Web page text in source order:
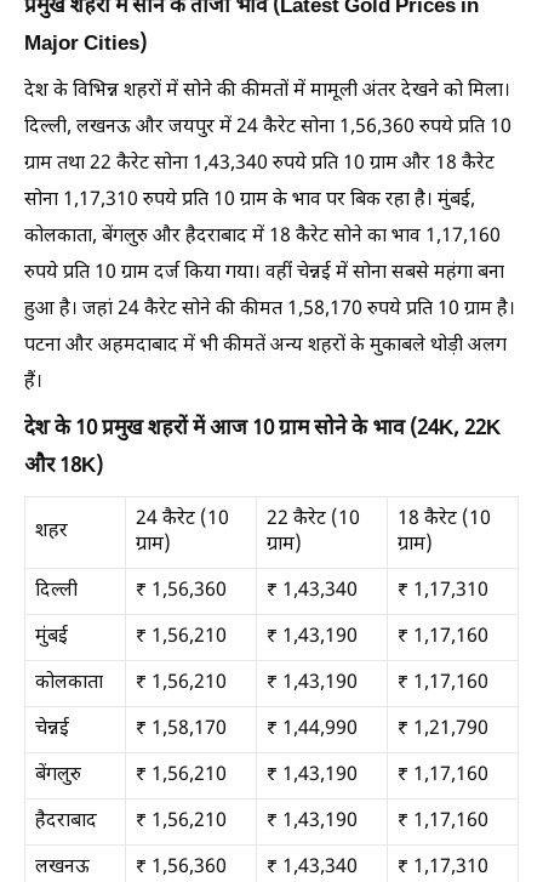
प्रमुख शहरों में सोने के ताजा भाव (Latest Gold Prices in
Major Cities)
देश के विभिन्न शहरों में सोने की कीमतों में मामूली अंतर देखने को मिला।
दिल्ली, लखनऊ और जयपुर में 24 कैरेट सोना 1,56,360 रुपये प्रति 10
ग्राम तथा 22 कैरेट सोना 1,43,340 रुपये प्रति 10 ग्राम और 18 कैरेट
सोना 1,17,310 रुपये प्रति 10 ग्राम के भाव पर बिक रहा है। मुंबई,
कोलकाता, बेंगलुरु और हैदराबाद में 18 कैरेट सोने का भाव 1,17,160
रुपये प्रति 10 ग्राम दर्ज किया गया। वहीं चेन्नई में सोना सबसे महंगा बना
हुआ है। जहां 24 कैरेट सोने की कीमत 1,58,170 रुपये प्रति 10 ग्राम है।
पटना और अहमदाबाद में भी कीमतें अन्य शहरों के मुकाबले थोड़ी अलग
हैं।
देश के 10 प्रमुख शहरों में आज 10 ग्राम सोने के भाव (24K, 22K
और 18K)
शहर
24 कैरेट (10
ग्राम)
22 कैरेट (10
ग्राम)
18 कैरेट (10
ग्राम)
दिल्ली
₹ 1,56,360 ₹ 1,43,340
₹ 1,17,310
मुंबई
₹ 1,56,210 ₹ 1,43,190
₹ 1,17,160
कोलकाता
₹ 1,56,210 ₹ 1,43,190
₹ 1,17,160
चेन्नई
₹ 1,58,170 ₹ 1,44,990
₹ 1,21,790
बेंगलुरु
₹ 1,56,210 ₹ 1,43,190
₹ 1,17,160
हैदराबाद
₹ 1,56,210 ₹ 1,43,190
₹ 1,17,160
लखनऊ
₹ 1,56,360 ₹ 1,43,340
₹ 1,17,310